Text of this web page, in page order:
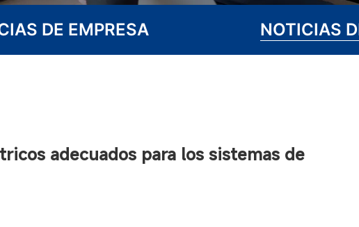
DE EMPRESA NOTICIAS
adecuados para los sistemas de